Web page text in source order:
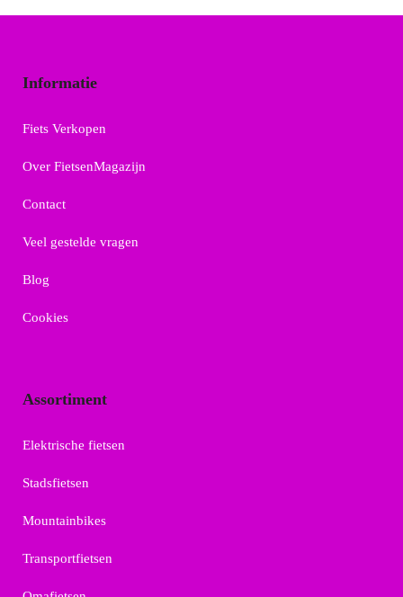
Informatie
Fiets Verkopen
Over FietsenMagazijn
Contact
Veel gestelde vragen
Blog
Cookies
Assortiment
Elektrische fietsen
Stadsfietsen
Mountainbikes
Transportfietsen